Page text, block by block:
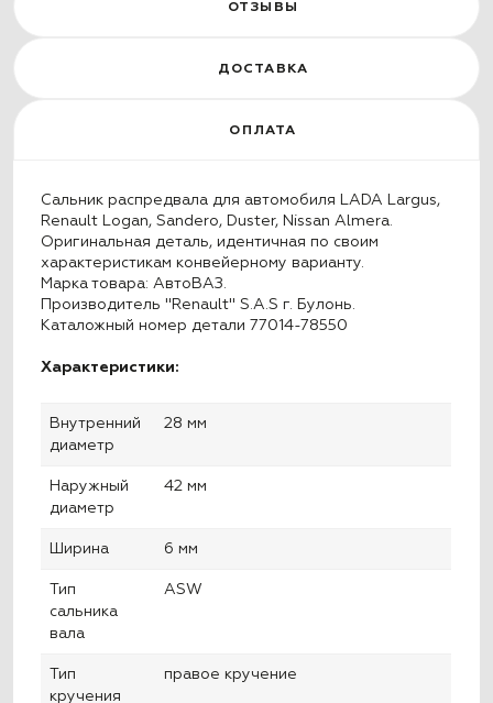
ОТЗЫВЫ
ДОСТАВКА
ОПЛАТА
Сальник распредвала для автомобиля LADA Largus,
Renault Logan, Sandero, Duster, Nissan Almera.
Оригинальная деталь, идентичная по своим
характеристикам конвейерному варианту.
Марка товара: АвтоВАЗ.
Производитель "Renault" S.A.S г. Булонь.
Каталожный номер детали 77014-78550
Характеристики:
Внутренний
диаметр
28 мм
Наружный
диаметр
42 мм
Ширина 6 мм
Тип
сальника
вала
ASW
Тип
кручения
правое кручение